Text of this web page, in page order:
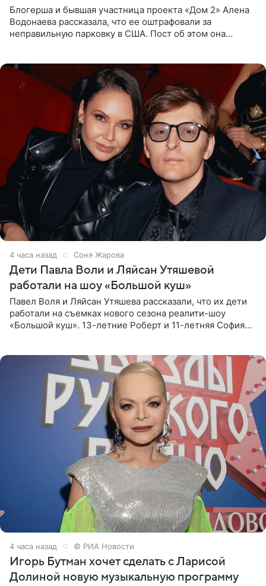
Блогерша и бывшая участница проекта «Дом 2» Алена
Водонаева рассказала, что ее оштрафовали за
неправильную парковку в США. Пост об этом она
4 часа назад Соня Жарова
Дети Павла Воли и Ляйсан Утяшевой
работали на шоу «Большой куш»
Павел Воля и Ляйсан Утяшева рассказали, что их дети
работали на съемках нового сезона реалити-шоу
«Большой куш». 13-летние Роберт и 11-летняя София
4 часа назад © РИА Новости
Игорь Бутман хочет сделать с Ларисой
Долиной новую музыкальную программу